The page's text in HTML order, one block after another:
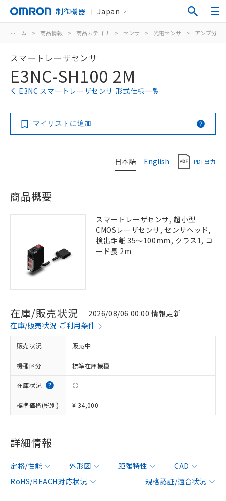
制御機器 Japan
ホーム > 商品情報 > 商品カテゴリ > センサ > 光電センサ > アンプ分離
スマートレーザセンサ
E3NC-SH100 2M
E3NC スマートレーザセンサ 形式仕様一覧
マイリストに追加
日本語 English PDF出力
商品概要
スマートレーザセンサ, 超小型
CMOSレーザセンサ, センサヘッド,
検出距離 35～100mm, クラス1, コ
ード長 2m
在庫/販売状況
2026/08/06 00:00 情報更新
在庫/販売状況 ご利用条件
販売状況 販売中
機種区分 標準在庫機種
在庫状況 〇
標準価格(税別) ¥ 34,000
詳細情報
定格/性能 外形図 距離特性
CAD
RoHS/REACH対応状況
規格認証/適合状況